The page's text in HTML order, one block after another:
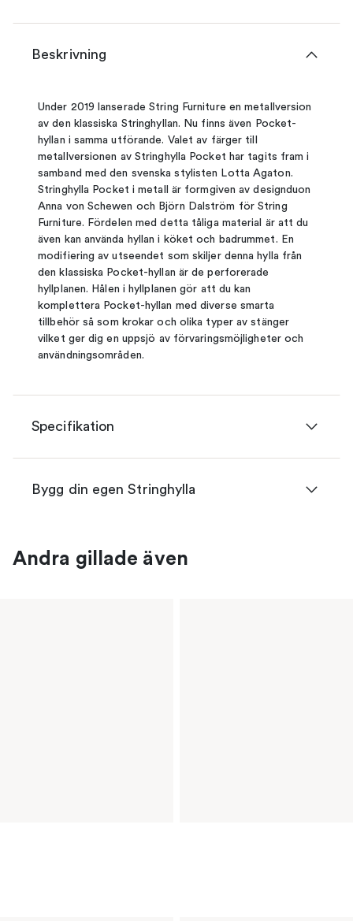
Beskrivning
Under 2019 lanserade String Furniture en metallversion
av den klassiska Stringhyllan. Nu finns även Pocket-
hyllan i samma utförande. Valet av färger till
metallversionen av Stringhylla Pocket har tagits fram i
samband med den svenska stylisten Lotta Agaton.
Stringhylla Pocket i metall är formgiven av designduon
Anna von Schewen och Björn Dalström för String
Furniture. Fördelen med detta tåliga material är att du
även kan använda hyllan i köket och badrummet. En
modifiering av utseendet som skiljer denna hylla från
den klassiska Pocket-hyllan är de perforerade
hyllplanen. Hålen i hyllplanen gör att du kan
komplettera Pocket-hyllan med diverse smarta
tillbehör så som krokar och olika typer av stänger
vilket ger dig en uppsjö av förvaringsmöjligheter och
användningsområden.
Specifikation
Bygg din egen Stringhylla
Andra gillade även